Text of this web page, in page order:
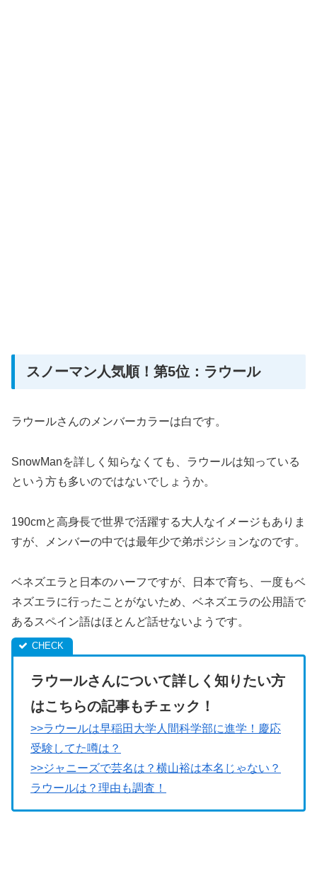
スノーマン人気順！第5位：ラウール
ラウールさんのメンバーカラーは白です。
SnowManを詳しく知らなくても、ラウールは知っている
という方も多いのではないでしょうか。
190cmと高身長で世界で活躍する大人なイメージもありま
すが、メンバーの中では最年少で弟ポジションなのです。
ベネズエラと日本のハーフですが、日本で育ち、一度もベ
ネズエラに行ったことがないため、ベネズエラの公用語で
あるスペイン語はほとんど話せないようです。
ラウールさんについて詳しく知りたい方
はこちらの記事もチェック！
>>ラウールは早稲田大学人間科学部に進学！慶応
受験してた噂は？
>>ジャニーズで芸名は？横山裕は本名じゃない？
ラウールは？理由も調査！